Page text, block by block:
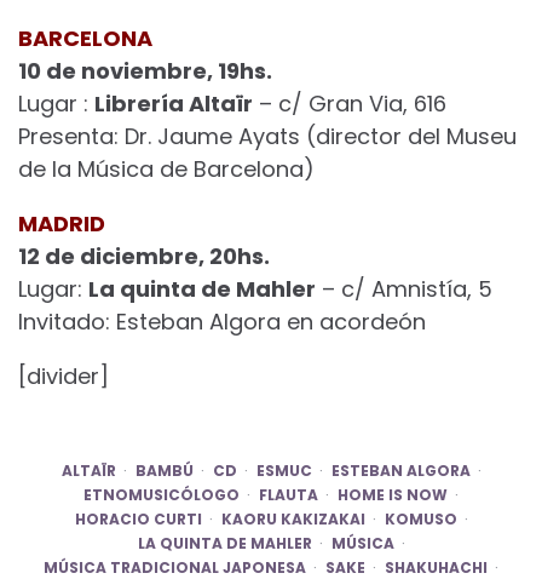
BARCELONA
10 de noviembre, 19hs.
Lugar : Librería Altaïr – c/ Gran Via, 616
Presenta: Dr. Jaume Ayats (director del Museu
de la Música de Barcelona)
MADRID
12 de diciembre, 20hs.
Lugar: La quinta de Mahler – c/ Amnistía, 5
Invitado: Esteban Algora en acordeón
[divider]
ALTAÏR BAMBÚ CD ESMUC
ESTEBAN ALGORA
ETNOMUSICÓLOGO
FLAUTA
HOME IS NOW
HORACIO CURTI
KAORU KAKIZAKAI
KOMUSO
LA QUINTA DE MAHLER
MÚSICA
MÚSICA TRADICIONAL JAPONESA
SAKE
SHAKUHACHI